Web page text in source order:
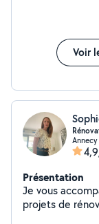
Voir
Présentation
Je vous
projets de